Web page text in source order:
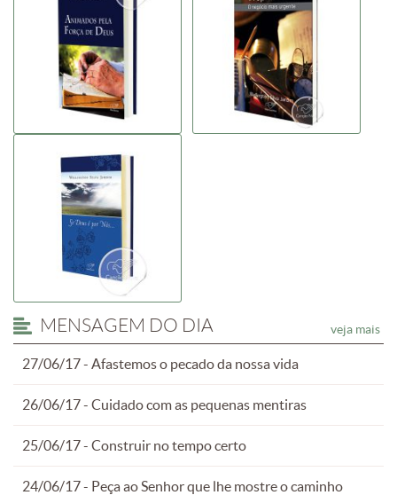
MENSAGEM DO DIA
27/06/17 - Afastemos o pecado da nossa vida
26/06/17 - Cuidado com as pequenas mentiras
25/06/17 - Construir no tempo certo
24/06/17 - Peça ao Senhor que lhe mostre o caminho
veja mais